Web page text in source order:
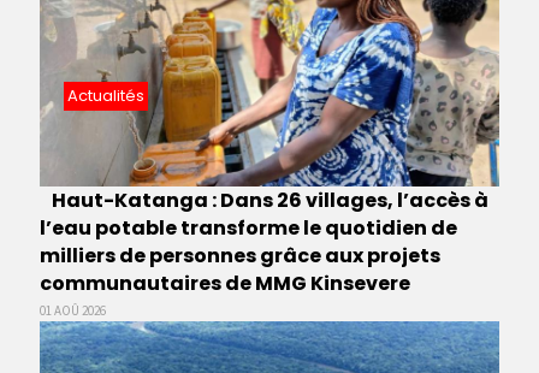
Actualités
Haut-Katanga : Dans 26 villages, l’accès à
l’eau potable transforme le quotidien de
milliers de personnes grâce aux projets
communautaires de MMG Kinsevere
01 AOÛ 2026